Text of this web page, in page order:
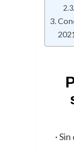
2021
·